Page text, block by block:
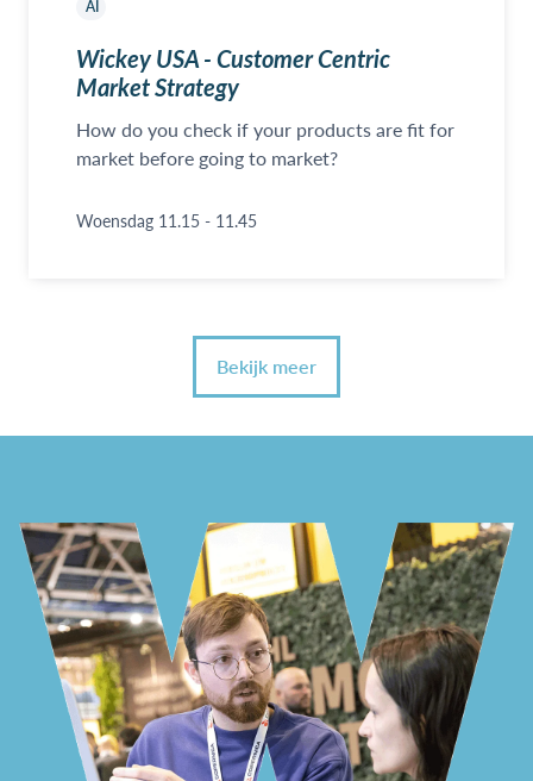
AI
Wickey USA - Customer Centric
Market Strategy
How do you check if your products are fit for
market before going to market?
Woensdag 11.15 - 11.45
Bekijk meer